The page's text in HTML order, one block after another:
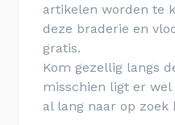
artikelen worden te
deze braderie en
gratis.
Kom gezellig langs
misschien ligt er
al lang naar op zoek